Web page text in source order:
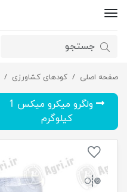
صفحه اصلی کودهای کشاورزیکود ولگرو پتاسیم 2 کیلوگرم
ولگرو میکرو میکس 1
کیلوگرم